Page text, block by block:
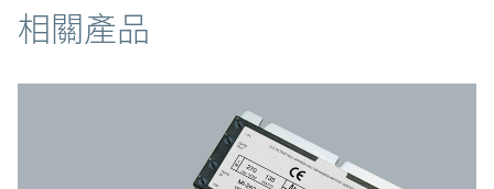
相關產品
相關產品